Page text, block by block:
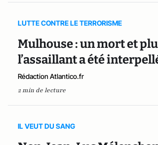
LUTTE CONTRE LE TERRORISME
Mulhouse : un mort et
l’assaillant a été
Rédaction Atlantico.fr
2 min de lecture
IL VEUT DU SANG